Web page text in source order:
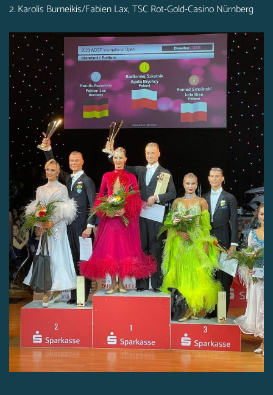
2. Karolis Burneikis/Fabien Lax, TSC Rot-Gold-Casino Nürnberg